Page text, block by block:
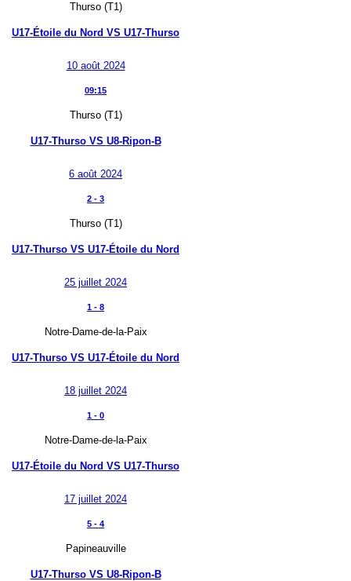
Thurso (T1)
U17-Étoile du Nord VS U17-Thurso
10 août 2024
09:15
Thurso (T1)
U17-ThursoVS U8-Ripon-B
6 août 2024
2 - 3
Thurso (T1)
U17-Thurso VS U17-Étoile du Nord
25 juillet 2024
1 - 8
Notre-Dame-de-la-Paix
U17-Thurso VS U17-Étoile du Nord
18 juillet 2024
1 - 0
Notre-Dame-de-la-Paix
U17-Étoile du Nord VS U17-Thurso
17 juillet 2024
5 - 4
Papineauville
U17-ThursoVS U8-Ripon-B